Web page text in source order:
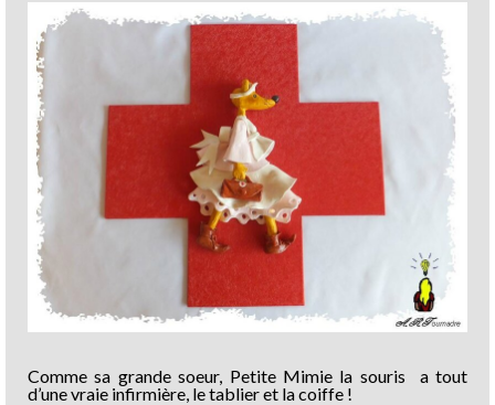
Comme sa grande soeur, Petite Mimie la souris a tout
d’une vraie infirmière, le tablier et la coiffe !